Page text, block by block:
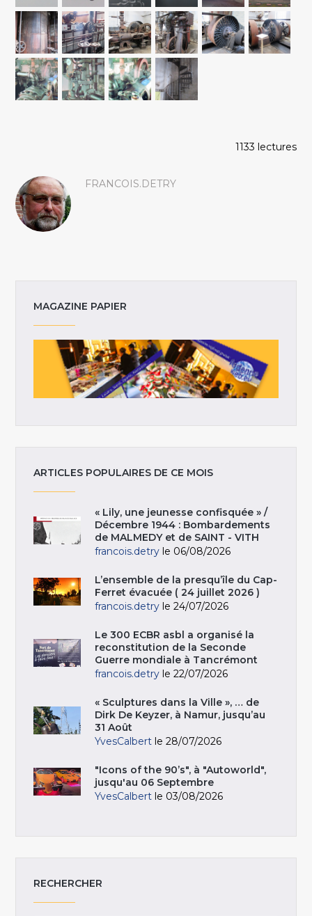
1133 lectures
FRANCOIS.DETRY
MAGAZINE PAPIER
ARTICLES POPULAIRES DE CE MOIS
« Lily, une jeunesse confisquée » /
Décembre 1944 : Bombardements
de MALMEDY et de SAINT - VITH
francois.detry le 06/08/2026
L’ensemble de la presqu’île du Cap-
Ferret évacuée ( 24 juillet 2026 )
francois.detry le 24/07/2026
Le 300 ECBR asbl a organisé la
reconstitution de la Seconde
Guerre mondiale à Tancrémont
francois.detry le 22/07/2026
« Sculptures dans la Ville », … de
Dirk De Keyzer, à Namur, jusqu’au
31 Août
YvesCalbert le 28/07/2026
"Icons of the 90’s", à "Autoworld",
jusqu'au 06 Septembre
YvesCalbert le 03/08/2026
RECHERCHER